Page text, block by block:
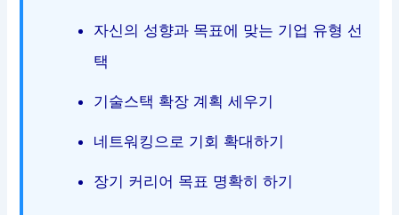
자신의 성향과 목표에 맞는 기업 유형 선
택
기술스택 확장 계획 세우기
네트워킹으로 기회 확대하기
장기 커리어 목표 명확히 하기